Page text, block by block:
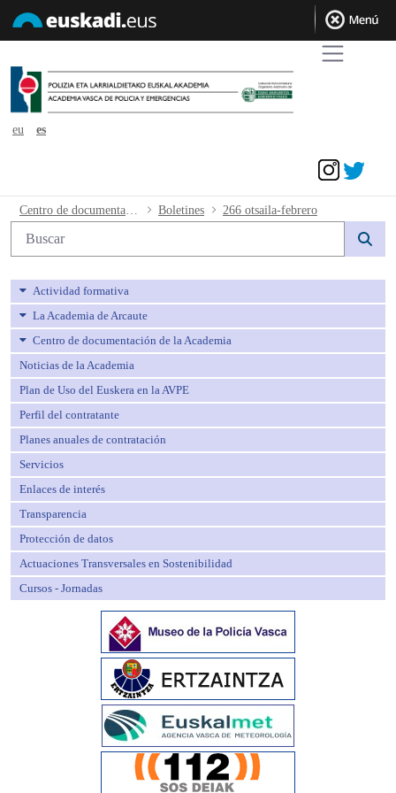
eu
es
266 otsaila-febrero - avpe
Boletines 266 otsaila-febrero
Búsqueda web
Actividad formativa
La Academia de Arcaute
Centro de documentación de la Academia
Noticias de la Academia
Plan de Uso del Euskera en la AVPE
Perfil del contratante
Planes anuales de contratación
Servicios
Enlaces de interés
Transparencia
Protección de datos
Actuaciones Transversales en Sostenibilidad
Cursos - Jornadas